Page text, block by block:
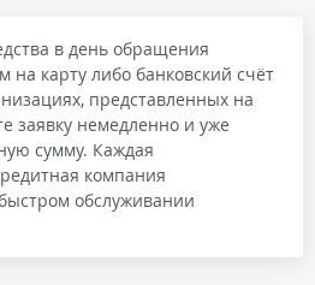
в день обращения
карту либо банковский счёт
представленных на
заявку немедленно и уже
сумму. Каждая
компания
обслуживании